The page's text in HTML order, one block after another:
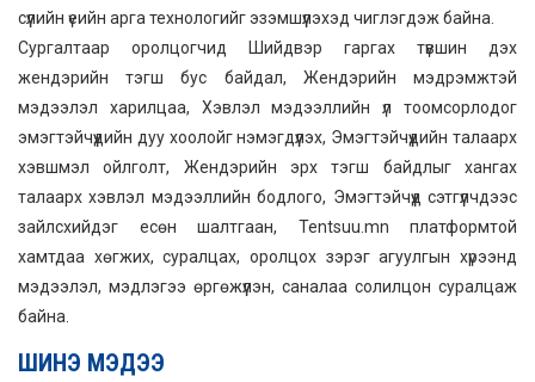
сүүлийн үеийн арга технологийг эзэмшүүлэхэд чиглэгдэж байна.
Сургалтаар оролцогчид Шийдвэр гаргах түвшин дэх
жендэрийн тэгш бус байдал, Жендэрийн мэдрэмжтэй
мэдээлэл харилцаа, Хэвлэл мэдээллийн үл тоомсорлодог
эмэгтэйчүүдийн дуу хоолойг нэмэгдүүлэх, Эмэгтэйчүүдийн талаарх
хэвшмэл ойлголт, Жендэрийн эрх тэгш байдлыг хангах
талаарх хэвлэл мэдээллийн бодлого, Эмэгтэйчүүд сэтгүүлчдээс
зайлсхийдэг есөн шалтгаан, Tentsuu.mn платформтой
хамтдаа хөгжих, суралцах, оролцох зэрэг агуулгын хүрээнд
мэдээлэл, мэдлэгээ өргөжүүлэн, саналаа солилцон суралцаж
байна.
ШИНЭ МЭДЭЭ